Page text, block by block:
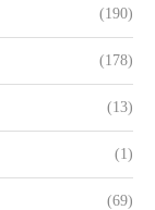
(190)
(178)
(13)
(1)
(69)